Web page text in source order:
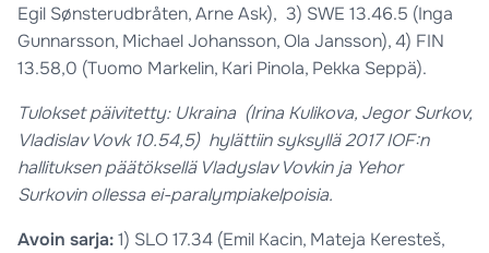
Egil Sønsterudbråten, Arne Ask), 3) SWE 13.46.5 (Inga
Gunnarsson, Michael Johansson, Ola Jansson), 4) FIN
13.58,0 (Tuomo Markelin, Kari Pinola, Pekka Seppä).
Tulokset päivitetty: Ukraina (Irina Kulikova, Jegor Surkov,
Vladislav Vovk 10.54,5) hylättiin syksyllä 2017 IOF:n
hallituksen päätöksellä Vladyslav Vovkin ja Yehor
Surkovin ollessa ei-paralympiakelpoisia.
Avoin sarja:1) SLO 17.34 (Emil Kacin, Mateja Keresteš,